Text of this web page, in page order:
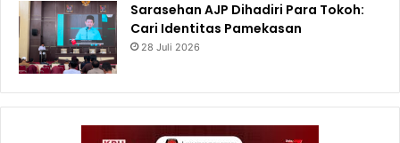
Sarasehan AJP Dihadiri Para Tokoh:
Cari Identitas Pamekasan
28 Juli 2026